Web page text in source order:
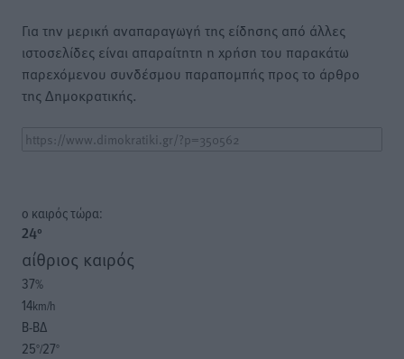
Για την μερική αναπαραγωγή της είδησης από άλλες
ιστοσελίδες είναι απαραίτητη η χρήση του παρακάτω
παρεχόμενου συνδέσμου παραπομπής προς το άρθρο
της Δημοκρατικής.
o καιρός τώρα:
24°
αίθριος καιρός
37%
14km/h
Β-ΒΔ
25°/27°